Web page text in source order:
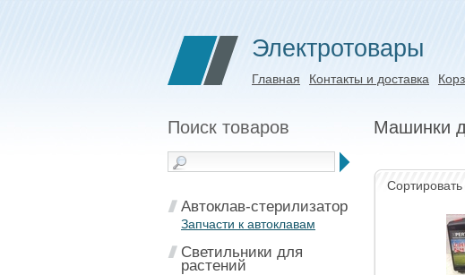
Электротовары
Главная Контакты и доставка
Поиск товаров
Автоклав-стерилизатор
Запчасти к автоклавам
Светильники для
растений
Машинки
Сортировать